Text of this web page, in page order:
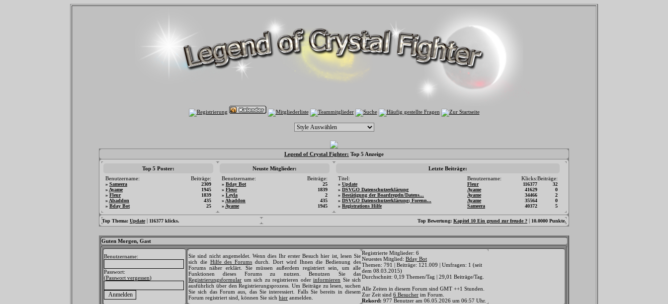
Legend of Crystal Fighter: Top 5 Anzeige
Top 5 Poster:
Benutzername:
Beiträge:
» Sameera
» Ayame
» Fleur
» Abaddon
» Bday Bot
2309
1945
1839
435
25
Neuste Mitglieder:
Benutzername:
Beiträge:
» Bday Bot
» Fleur
» Leyla
» Abaddon
» Ayame
25
1839
2
435
1945
Letzte Beiträge:
Titel:
Benutzername: Klicks:Beiträge:
» Update
» DSVGO Datenschutzerklärung
» Bestätigung der Boardregeln/Datens...
» DSVGO Datenschutzerklärung; Forenn...
» Registrations Hilfe
Fleur
Ayame
Ayame
Ayame
Sameera
116377
41629
34466
35564
40372
32
0
2
0
5
Top Thema: Update | 116377 klicks. Top Bewertung: Kapitel 10 Ein grund zur freude ? | 10.0000 Punkte.
Guten Morgen, Gast
Benutzername:
Passwort:
(Passwort vergessen)
Sie sind nicht angemeldet. Wenn dies Ihr erster Besuch hier ist, lesen Sie
sich die Hilfe des Forums durch. Dort wird Ihnen die Bedienung des
Forums näher erklärt. Sie müssen außerdem registriert sein, um alle
Funktionen dieses Forums zu nutzen. Benutzen Sie das
Registrierungsformular um sich zu registrieren oder informieren Sie sich
ausführlich über den Registrierungsprozess. Um Beiträge zu lesen, suchen
Sie sich das Forum aus, das Sie interessiert. Falls Sie bereits in diesem
Forum registriert sind, können Sie sich hier anmelden.
Registrierte Mitglieder: 6
Neuestes Mitglied: Bday Bot
Themen: 791 | Beiträge: 121.009 | Umfragen: 1 (seit
dem 08.03.2015)
Durchschnitt: 0,19 Themen/Tag | 29,01 Beiträge/Tag.
Alle Zeiten in diesem Forum sind GMT ++1 Stunden.
Zur Zeit sind 6 Besucher im Forum.
Rekord: 977 Benutzer am 06.05.2026 um 06:57 Uhr.